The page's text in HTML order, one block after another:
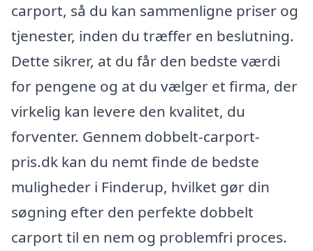
carport, så du kan sammenligne priser og
tjenester, inden du træffer en beslutning.
Dette sikrer, at du får den bedste værdi
for pengene og at du vælger et firma, der
virkelig kan levere den kvalitet, du
forventer. Gennem dobbelt-carport-
pris.dk kan du nemt finde de bedste
muligheder i Finderup, hvilket gør din
søgning efter den perfekte dobbelt
carport til en nem og problemfri proces.